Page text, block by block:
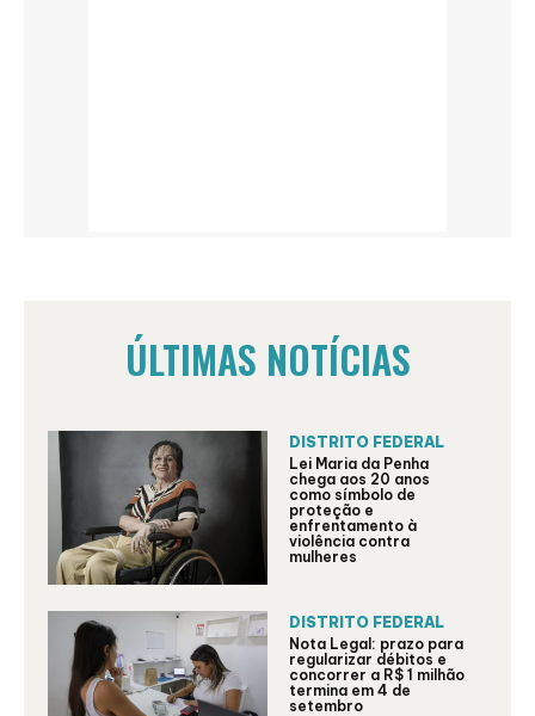
ÚLTIMAS NOTÍCIAS
DISTRITO FEDERAL
Lei Maria da Penha
chega aos 20 anos
como símbolo de
proteção e
enfrentamento à
violência contra
mulheres
DISTRITO FEDERAL
Nota Legal: prazo para
regularizar débitos e
concorrer a R$ 1 milhão
termina em 4 de
setembro